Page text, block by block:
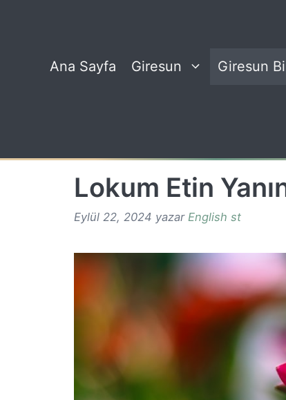
Ana Sayfa Giresun Giresun
Lokum Etin
Eylül 22, 2024 yazar English st